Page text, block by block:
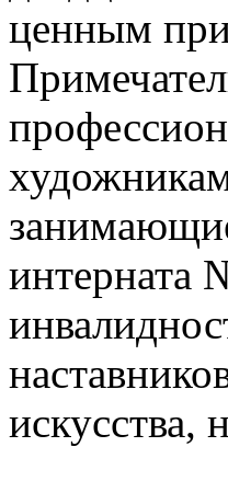
ценным
интерната
искусства,